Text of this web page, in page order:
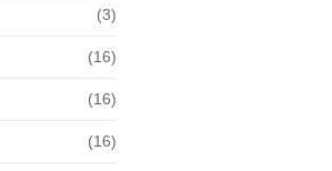
(3)
(16)
(16)
(16)